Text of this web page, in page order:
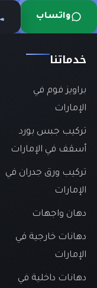
واتساب
خدماتنا
براويز فوم في
الإمارات
تركيب جبس بورد
أسقف في الإمارات
تركيب ورق جدران في
الإمارات
دهان واجهات
دهانات خارجية في
الإمارات
دهانات داخلية في